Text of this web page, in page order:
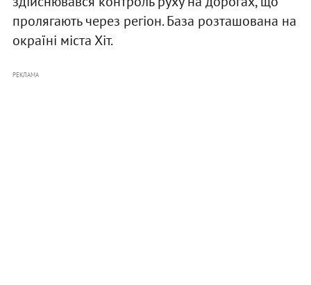
пролягають через регіон. База розташована на
окраїні міста Хіт.
РЕКЛАМА